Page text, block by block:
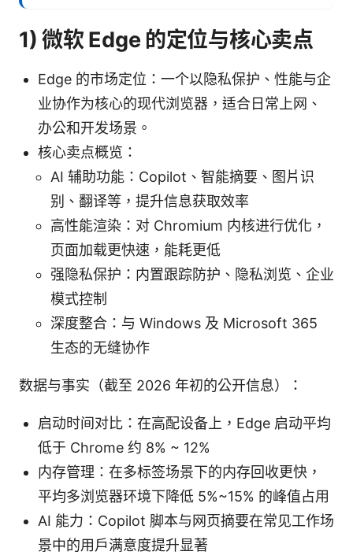
1) 微软 Edge 的定位与核心卖点
Edge 的市场定位：一个以隐私保护、性能与企
业协作为核心的现代浏览器，适合日常上网、
办公和开发场景。
核心卖点概览：
AI 辅助功能：Copilot、智能摘要、图片识
别、翻译等，提升信息获取效率
高性能渲染：对 Chromium 内核进行优化，
页面加载更快速，能耗更低
强隐私保护：内置跟踪防护、隐私浏览、企业
模式控制
深度整合：与 Windows 及 Microsoft 365
生态的无缝协作
数据与事实（截至 2026 年初的公开信息）：
启动时间对比：在高配设备上，Edge 启动平均
低于 Chrome 约 8% ~ 12%
内存管理：在多标签场景下的内存回收更快，
平均多浏览器环境下降低 5%~15% 的峰值占用
AI 能力：Copilot 脚本与网页摘要在常见工作场
景中的用户满意度提升显著